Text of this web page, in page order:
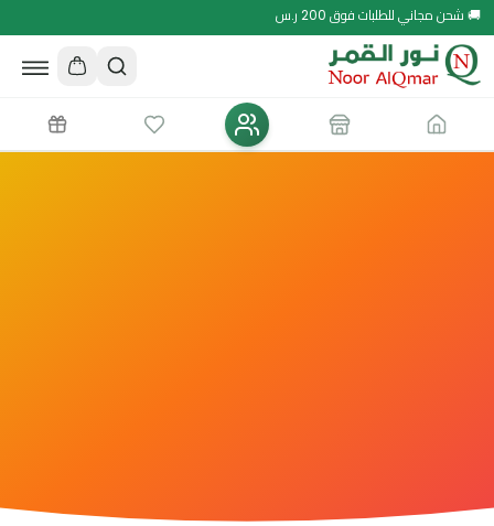
🚚 شحن مجاني للطلبات فوق 200 ر.س